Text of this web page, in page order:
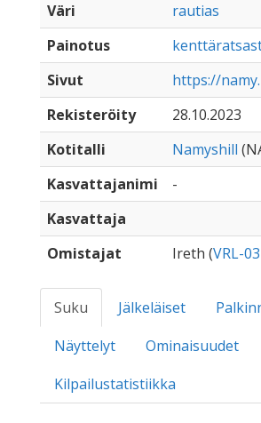
Väri
rautias
Painotus
Sivut
https://
Rekisteröity
28.10.2023
Kotitalli
Namyshill
Kasvattajanimi
-
Kasvattaja
Omistajat
Ireth (VRL-
Suku Jälkeläiset
Näyttelyt
Ominaisuudet
Kilpailustatistiikka